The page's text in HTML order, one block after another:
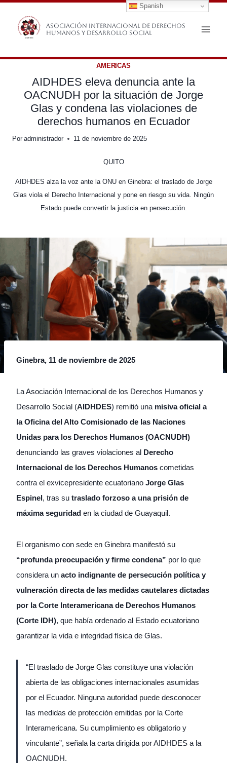
contenido
Asociación Internacional de Derechos
Humanos y Desarrollo Social
AMERICAS
AIDHDES eleva denuncia ante la
OACNUDH por la situación de Jorge
Glas y condena las violaciones de
derechos humanos en Ecuador
Por administrador 11 de noviembre de 2025
QUITO
AIDHDES alza la voz ante la ONU en Ginebra: el traslado de Jorge
Glas viola el Derecho Internacional y pone en riesgo su vida. Ningún
Estado puede convertir la justicia en persecución.
Ginebra, 11 de noviembre de 2025
La Asociación Internacional de los Derechos Humanos y
Desarrollo Social (AIDHDES) remitió una misiva oficial a
la Oficina del Alto Comisionado de las Naciones
Unidas para los Derechos Humanos (OACNUDH)
denunciando las graves violaciones al Derecho
Internacional de los Derechos Humanos cometidas
contra el exvicepresidente ecuatoriano Jorge Glas
Espinel, tras su traslado forzoso a una prisión de
máxima seguridad en la ciudad de Guayaquil.
El organismo con sede en Ginebra manifestó su
“profunda preocupación y firme condena” por lo que
considera un acto indignante de persecución política y
vulneración directa de las medidas cautelares dictadas
por la Corte Interamericana de Derechos Humanos
(Corte IDH), que había ordenado al Estado ecuatoriano
garantizar la vida e integridad física de Glas.
“El traslado de Jorge Glas constituye una violación
abierta de las obligaciones internacionales asumidas
por el Ecuador. Ninguna autoridad puede desconocer
las medidas de protección emitidas por la Corte
Interamericana. Su cumplimiento es obligatorio y
vinculante”, señala la carta dirigida por AIDHDES a la
OACNUDH.
Spanish